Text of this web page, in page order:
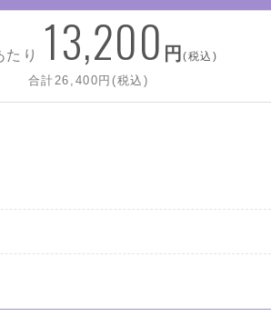
たり 13,200 円(税込)
合計26,400円(税込)